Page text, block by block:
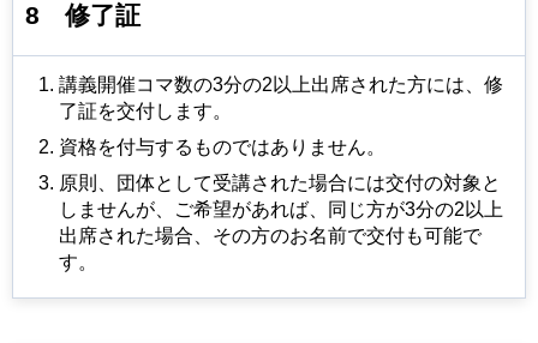
8 修了証
講義開催コマ数の3分の2以上出席された方には、修
了証を交付します。
資格を付与するものではありません。
原則、団体として受講された場合には交付の対象と
しませんが、ご希望があれば、同じ方が3分の2以上
出席された場合、その方のお名前で交付も可能で
す。